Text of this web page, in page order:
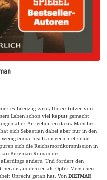
es brenzlig wird, Unterstützer von
Leben schon viel kaputt gemacht:
aller Art gehörten dazu. Manches
sich Sebastian dabei aber nur in den
empathisch ausgerichtet seine
sich die Reichsmordkommission in
Bergman-Roman des
anders. Und fordert den
in dem er als Opfer Menschen
Unrecht getan hat. VonDIETMAR